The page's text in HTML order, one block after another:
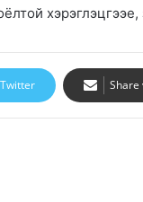
хэрэглэцгээе,
Twitter Share